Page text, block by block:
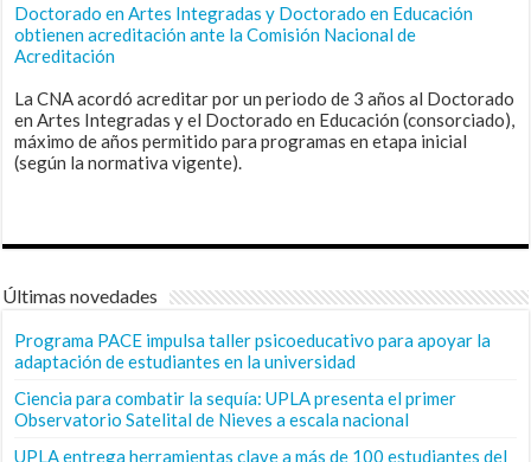
Doctorado en Artes Integradas y Doctorado en Educación
obtienen acreditación ante la Comisión Nacional de
Acreditación
La CNA acordó acreditar por un periodo de 3 años al Doctorado
en Artes Integradas y el Doctorado en Educación (consorciado),
máximo de años permitido para programas en etapa inicial
(según la normativa vigente).
Últimas novedades
Programa PACE impulsa taller psicoeducativo para apoyar la
adaptación de estudiantes en la universidad
Ciencia para combatir la sequía: UPLA presenta el primer
Observatorio Satelital de Nieves a escala nacional
UPLA entrega herramientas clave a más de 100 estudiantes del